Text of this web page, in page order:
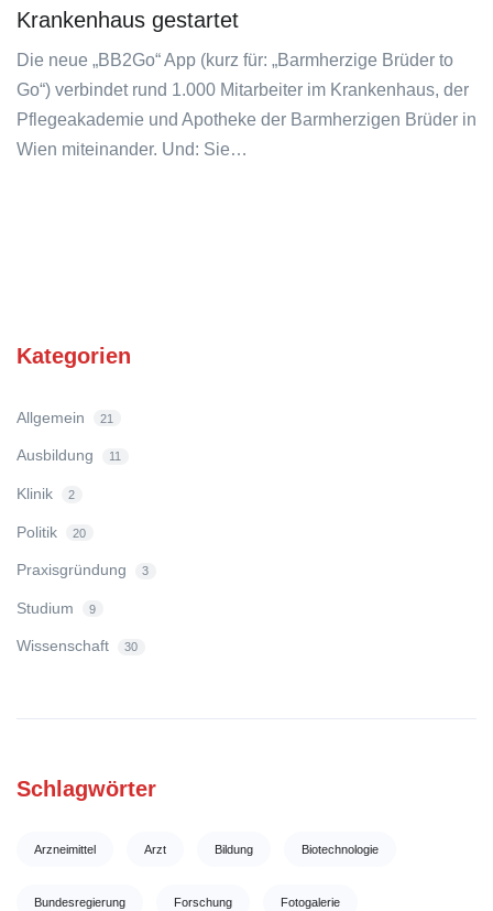
Krankenhaus gestartet
Die neue „BB2Go“ App (kurz für: „Barmherzige Brüder to
Go“) verbindet rund 1.000 Mitarbeiter im Krankenhaus, der
Pflegeakademie und Apotheke der Barmherzigen Brüder in
Wien miteinander. Und: Sie…
Kategorien
Allgemein 21
Ausbildung 11
Klinik 2
Politik 20
Praxisgründung 3
Studium 9
Wissenschaft 30
Schlagwörter
Arzneimittel Arzt Bildung Biotechnologie
Bundesregierung Forschung Fotogalerie